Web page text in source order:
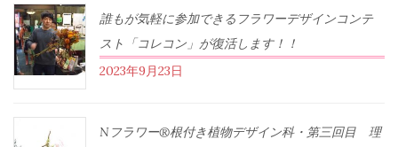
誰もが気軽に参加できるフラワーデザインコンテ
スト「コレコン」が復活します！！
2023年9月23日
Nフラワー®根付き植物デザイン科・第三回目 理